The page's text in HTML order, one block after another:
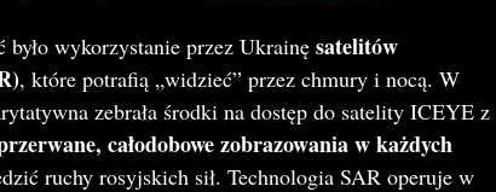
było wykorzystanie przez Ukrainę satelitów
, które potrafią „widzieć” przez chmury i nocą. W
zebrała środki na dostęp do satelity ICEYE z
całodobowe zobrazowania w każdych
ruchy rosyjskich sił. Technologia SAR operuje w